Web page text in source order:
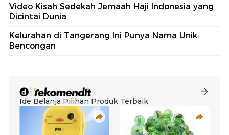
Video Kisah Sedekah Jemaah Haji Indonesia yang
Dicintai Dunia
Kelurahan di Tangerang Ini Punya Nama Unik:
Bencongan